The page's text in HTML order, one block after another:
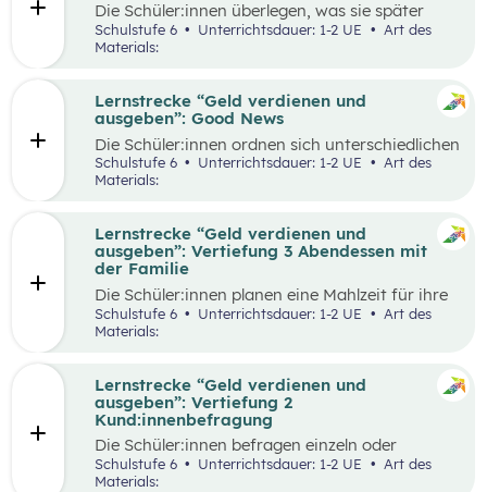
Die Schüler:innen überlegen, was sie später
einmal werden möchten und finden heraus, wie
der Beruf aussieht, den sie zukünftig ausüben
erstellen ein kreatives Endprodukt, das sie frei
wählen können. In der Wabe findet eine
Auseinandersetzung mit den eigenen
Vorstellungen über den Traumberuf und
Erkenntnisse aus der Recherche statt.
Außerdem erhalten die Schüler:innen in der
entsprechen und welche anders sind als
erwartet.
Schulstufe 6 Unterrichtsdauer: 1-2 UE
Materials:
Lernstrecke “Geld verdienen und
ausgeben”: Good News
Die Schüler:innen ordnen sich unterschiedlichen
Geld-Typen zu und diskutieren miteinander die
Tipps, die bei den jeweiligen Geld-Typen zu
welche konkreten Tipps sie im Alltag schon in
ihrem Alter umsetzen können, aber auch wie sie
ihre Eltern beim nachhaltigen Konsum
Schulstufe 6 Unterrichtsdauer: 1-2 UE
Art des
Materials:
Lernstrecke “Geld verdienen und
ausgeben”: Vertiefung 3 Abendessen mit
der Familie
Die Schüler:innen planen eine Mahlzeit für ihre
Familie und sollen dafür ein vorgegebenes
Budget pro Person einhalten. Zur Durchführung
der Einkauf der Zutaten und die Zubereitung
der Speise. Im Anschluss werden die
Schätzungen und die tatsächlichen Ausgaben
miteinander verglichen und die Vorgehensweise
beim Einkauf reflektiert.
Schulstufe 6 Unterrichtsdauer: 1-2 UE
Materials:
Lernstrecke “Geld verdienen und
ausgeben”: Vertiefung 2
Kund:innenbefragung
Die Schüler:innen befragen einzeln oder
paarweise Kund:innen in einem Supermarkt zu
den Zahlungsgewohnheiten und versuchen
Schulstufe 6 Unterrichtsdauer: 1-2 UE
Art des
Materials: